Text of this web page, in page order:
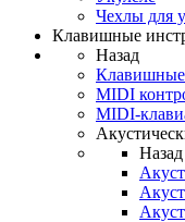
Чехлы для
Клавишные
Назад
MIDI
MIDI-
Назад